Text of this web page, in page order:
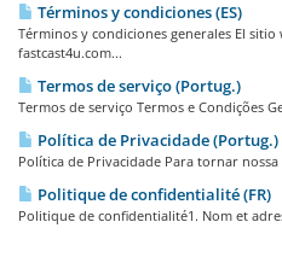
Términos y condiciones (ES)
Términos y condiciones generales El
fastcast4u.com...
Termos de serviço (Portug.)
Termos de serviço Termos e Condições
Política de Privacidade (Portug.)
Política de Privacidade Para tornar
Politique de confidentialité (FR)
Politique de confidentialité1. Nom et